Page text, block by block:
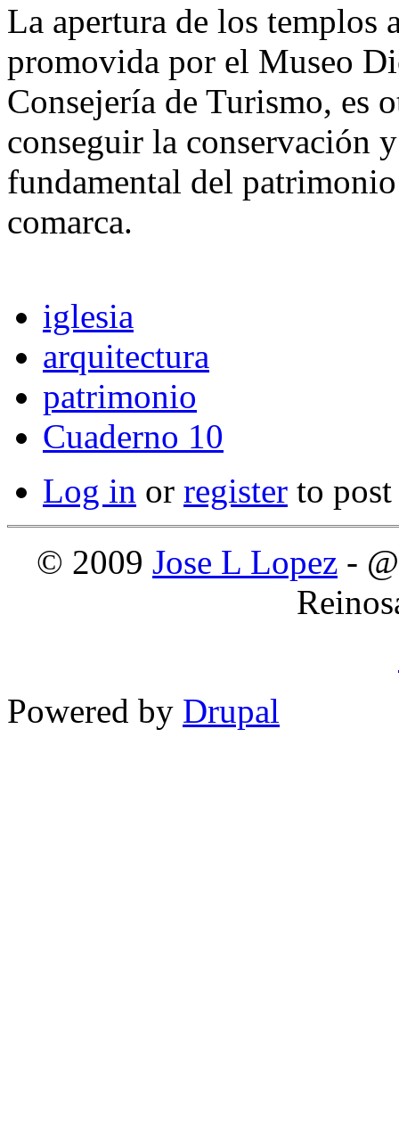
La apertura de los templos
promovida por el Museo
Consejería de Turismo, es
conseguir la conservación
fundamental del
comarca.
iglesia
arquitectura
patrimonio
Cuaderno 10
Log in or register to
© 2009 Jose L Lopez -
Powered by Drupal